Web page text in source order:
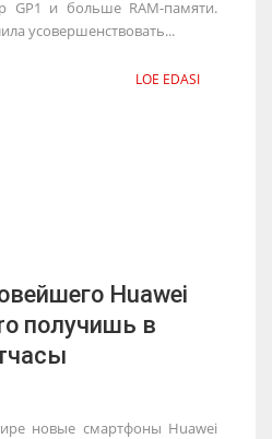
GP1 и больше RAM-памяти.
усовершенствовать...
LOE EDASI
Huawei
получишь в
новые смартфоны Huawei